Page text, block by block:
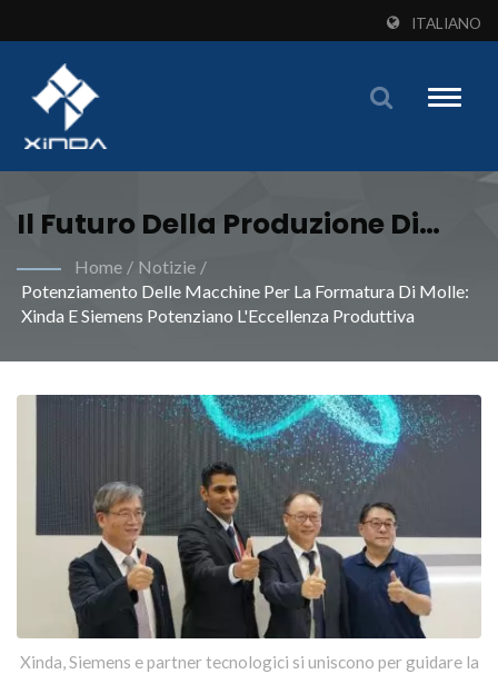
ITALIANO
Toggle
Il Futuro Della Produzione Di
Molle: Xinda E Siemens
Introducono Macchine Per Molle
Visualizzazione Dell'Energia|
Soddisfa Le Tue Esigenze Di
Produzione Industriale Di Molle
Con Macchine Specializzate Da
Xinda
Home / Notizie /
Potenziamento Delle Macchine Per La Formatura Di Molle:
Xinda E Siemens Potenziano L'Eccellenza Produttiva
Xinda, Siemens e partner tecnologici si uniscono per guidare la